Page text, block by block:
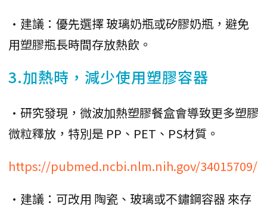
•建議：優先選擇 玻璃奶瓶或矽膠奶瓶，避免
用塑膠瓶長時間存放熱飲。
3.加熱時，減少使用塑膠容器
•研究發現，微波加熱塑膠餐盒會導致更多塑膠
微粒釋放，特別是 PP、PET、PS材質。
https://pubmed.ncbi.nlm.nih.gov/34015709/
•建議：可改用 陶瓷、玻璃或不鏽鋼容器 來存